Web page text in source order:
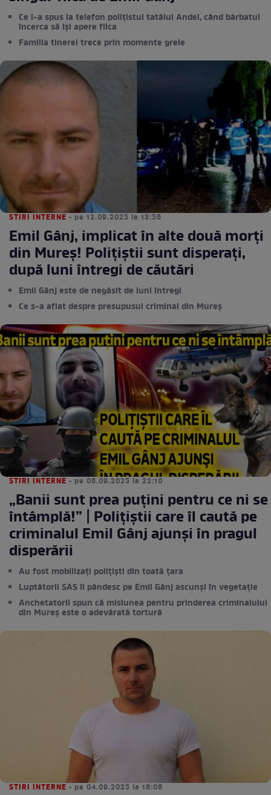
Ce i-a spus la telefon polițistul tatălui Andei, când bărbatul
încerca să își apere fiica
Familia tinerei trece prin momente grele
STIRI INTERNE • pe 12.09.2025 la 13:56
Emil Gânj, implicat în alte două morți
din Mureș! Polițiștii sunt disperați,
după luni întregi de căutări
Emil Gânj este de negăsit de luni întregi
Ce s-a aflat despre presupusul criminal din Mureș
STIRI INTERNE • pe 06.09.2025 la 22:10
„Banii sunt prea puțini pentru ce ni se
întâmplă!” | Polițiștii care îl caută pe
criminalul Emil Gânj ajunşi în pragul
disperării
Au fost mobilizați polițiști din toată țara
Luptătorii SAS îl pândesc pe Emil Gânj ascunși în vegetație
Anchetatorii spun că misiunea pentru prinderea criminalului
din Mureș este o adevărată tortură
STIRI INTERNE • pe 04.09.2025 la 18:08